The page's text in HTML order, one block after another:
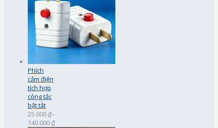
Phích
cắm điện
tích hợp
công tắc
bật tắt
25.000 ₫–
140.000 ₫